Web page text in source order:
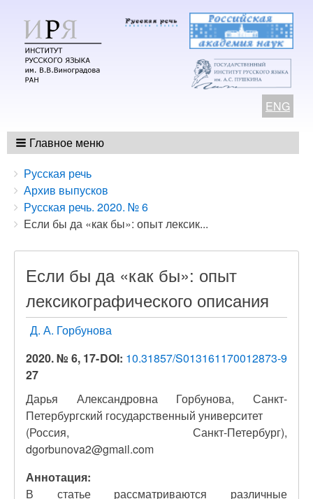
ENG
Главное меню
Breadcrumbs
You
are
here:
Русская речь
Архив выпусков
Русская речь. 2020. № 6
Если бы да «как бы»: опыт лексик...
Если бы да «как бы»: опыт
лексикографического описания
Д. А. Горбунова
DOI: 10.31857/S013161170012873-9
2020. № 6, 17-
27
Дарья Александровна Горбунова, Санкт-
Петербургский государственный университет
(Россия, Санкт-Петербург),
dgorbunova2@gmail.com
Аннотация:
В статье рассматриваются различные